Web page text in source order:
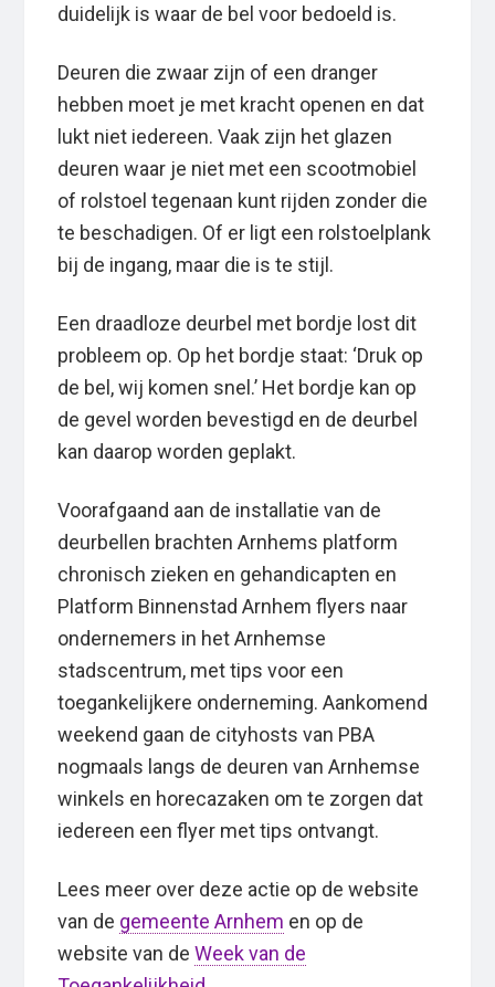
duidelijk is waar de bel voor bedoeld is.
Deuren die zwaar zijn of een dranger
hebben moet je met kracht openen en dat
lukt niet iedereen. Vaak zijn het glazen
deuren waar je niet met een scootmobiel
of rolstoel tegenaan kunt rijden zonder die
te beschadigen. Of er ligt een rolstoelplank
bij de ingang, maar die is te stijl.
Een draadloze deurbel met bordje lost dit
probleem op. Op het bordje staat: ‘Druk op
de bel, wij komen snel.’ Het bordje kan op
de gevel worden bevestigd en de deurbel
kan daarop worden geplakt.
Voorafgaand aan de installatie van de
deurbellen brachten Arnhems platform
chronisch zieken en gehandicapten en
Platform Binnenstad Arnhem flyers naar
ondernemers in het Arnhemse
stadscentrum, met tips voor een
toegankelijkere onderneming. Aankomend
weekend gaan de cityhosts van PBA
nogmaals langs de deuren van Arnhemse
winkels en horecazaken om te zorgen dat
iedereen een flyer met tips ontvangt.
Lees meer over deze actie op de website
van de gemeente Arnhem en op de
website van deWeek van de